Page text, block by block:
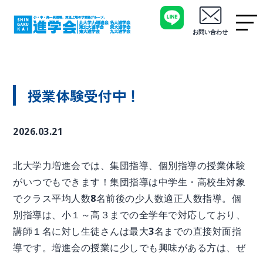
お問い合わせ
授業体験受付中！
2026.03.21
北大学力増進会では、集団指導、個別指導の授業体験
がいつでもできます！集団指導は中学生・高校生対象
でクラス平均人数8名前後の少人数適正人数指導。個
別指導は、小１～高３までの全学年で対応しており、
講師１名に対し生徒さんは最大3名までの直接対面指
導です。増進会の授業に少しでも興味がある方は、ぜ